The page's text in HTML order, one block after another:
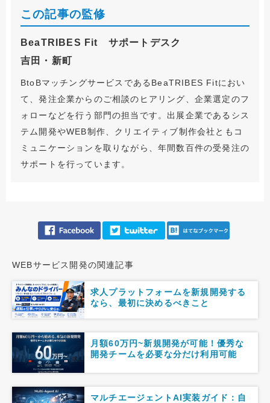
この記事の監修
BeaTRIBES Fit サポートデスク
吉田・新町
BtoBマッチングサービスであるBeaTRIBES Fitにおい
て、発注企業からのご相談のヒアリング、企業選定のフ
ォローなどを行う部門の担当です。出展企業であるシス
テム開発やWEB制作、クリエイティブ制作会社ともコ
ミュニケーションを取りながら、年間数百件の受発注の
サポートを行っています。
WEBサービス開発の関連記事
求人プラットフォームを新規開発する
なら、最初に決めるべきこと
月額60万円~新規開発が可能！優秀な
開発チームを必要な分だけ利用可能
マルチエージェントAI実装ガイド：自